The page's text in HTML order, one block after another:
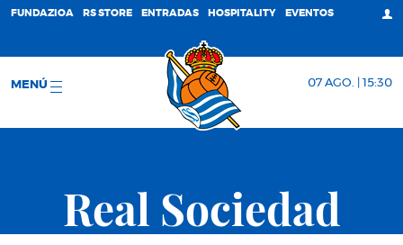
FUNDAZIOA RS STORE ENTRADAS HOSPITALITY EVENTOS
MENÚ 07 AGO. | 15:30
Real Sociedad